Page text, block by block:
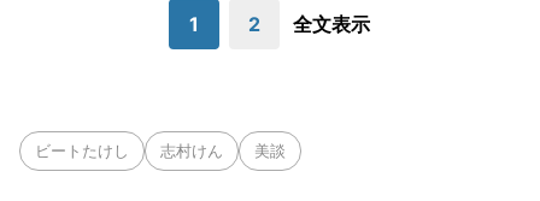
1 2 全文表示
ビートたけし 志村けん 美談